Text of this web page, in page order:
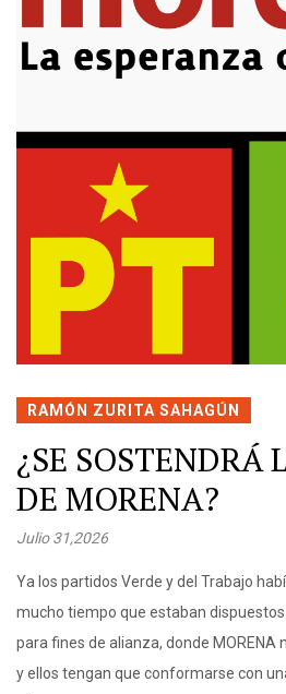
RAMÓN ZURITA SAHAGÚN
¿SE
DE MORENA?
Julio 31,2026
Ya los partidos Verde y del Trabajo
mucho tiempo que estaban
para fines de alianza, donde MORENA
y ellos tengan que conformarse con